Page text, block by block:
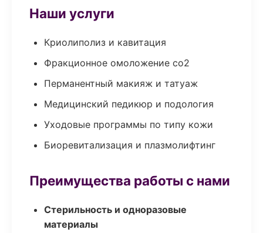
Наши услуги
Криолиполиз и кавитация
Фракционное омоложение co2
Перманентный макияж и татуаж
Медицинский педикюр и подология
Уходовые программы по типу кожи
Биоревитализация и плазмолифтинг
Преимущества работы с нами
Стерильность и одноразовые
материалы